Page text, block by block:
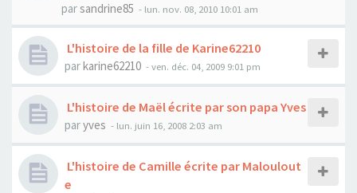
parsandrine85 - lun. nov. 08, 2010 10:01 am
L'histoire de la fille de Karine62210
parkarine62210 - ven. déc. 04, 2009 9:01 pm
L'histoire de Maël écrite par son papa Yves
paryves - lun. juin 16, 2008 2:03 am
L'histoire de Camille écrite par Maloulout
e